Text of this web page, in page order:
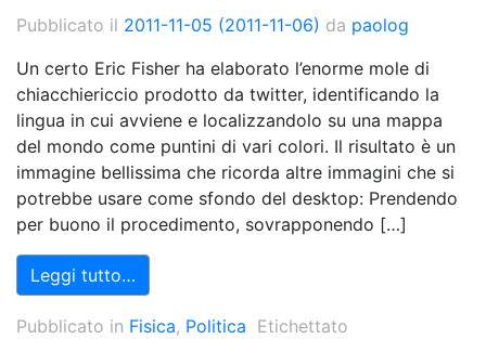
Pubblicato il 2011-11-05 (2011-11-06) da paolog
Un certo Eric Fisher ha elaborato l’enorme mole di
chiacchiericcio prodotto da twitter, identificando la
lingua in cui avviene e localizzandolo su una mappa
del mondo come puntini di vari colori. Il risultato è un
immagine bellissima che ricorda altre immagini che si
potrebbe usare come sfondo del desktop: Prendendo
per buono il procedimento, sovrapponendo […]
Leggi tutto…
Pubblicato in Fisica, Politica Etichettato